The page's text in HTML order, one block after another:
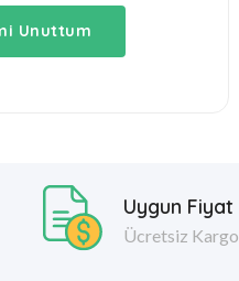
Unuttum
Uygun Fiyat
Ücretsiz Kargo